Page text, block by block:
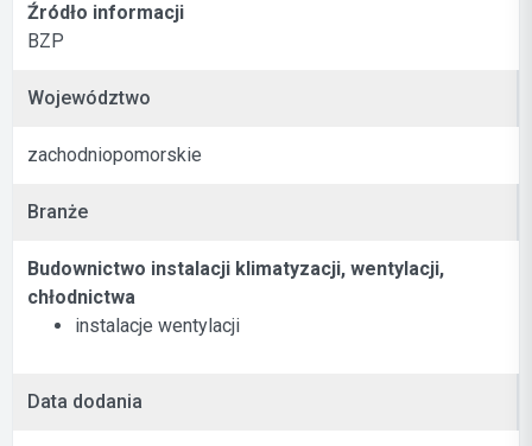
Źródło informacji
BZP
Województwo
zachodniopomorskie
Branże
Budownictwo instalacji klimatyzacji, wentylacji,
chłodnictwa
instalacje wentylacji
Data dodania